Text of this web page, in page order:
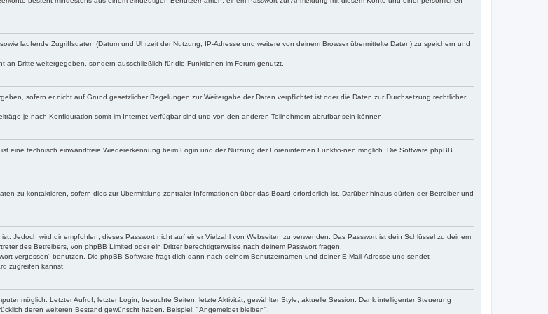
laufende Zugriffsdaten (Datum und Uhrzeit der Nutzung, IP-Adresse und weitere von deinem Browser übermittelte Daten) zu speichern und
Dritte weitergegeben, sondern ausschließlich für die Funktionen im Forum genutzt.
sofern er nicht auf Grund gesetzlicher Regelungen zur Weitergabe der Daten verpflichtet ist oder die Daten zur Durchsetzung rechtlicher
je nach Konfiguration somit im Internet verfügbar sind und von den anderen Teilnehmern abrufbar sein können.
eine technisch einwandfreie Wiedererkennung beim Login und der Nutzung der Foreninternen Funktio-nen möglich. Die Software phpBB
zu kontaktieren, sofern dies zur Übermittlung zentraler Informationen über das Board erforderlich ist. Darüber hinaus dürfen der Betreiber und
Jedoch wird dir empfohlen, dieses Passwort nicht auf einer Vielzahl von Webseiten zu verwenden. Das Passwort ist dein Schlüssel zu deinem
des Betreibers, von phpBB Limited oder ein Dritter berechtigterweise nach deinem Passwort fragen.
vergessen“ benutzen. Die phpBB-Software fragt dich dann nach deinem Benutzernamen und deiner E-Mail-Adresse und sendet
zugreifen kannst.
möglich: Letzter Aufruf, letzter Login, besuchte Seiten, letzte Aktivität, gewählter Style, aktuelle Session. Dank intelligenter Steuerung
deren weiteren Bestand gewünscht haben. Beispiel: "Angemeldet bleiben".